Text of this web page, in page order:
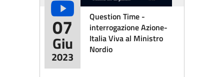
Question Time -
interrogazione Azione-
Italia Viva al Ministro
Nordio
07
Giu
2023